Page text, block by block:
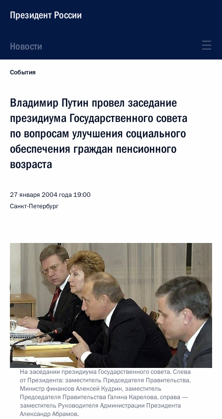
Президент России
Новости
События
Владимир Путин провел заседание
президиума Государственного совета
по вопросам улучшения социального
обеспечения граждан пенсионного
возраста
27 января 2004 года 19:00
Санкт-Петербург
На заседании президиума Государственного совета. Слева
от Президента: заместитель Председателя Правительства,
Министр финансов Алексей Кудрин, заместитель
Председателя Правительства Галина Карелова, справа —
заместитель Руководителя Администрации Президента
Александр Абрамов.